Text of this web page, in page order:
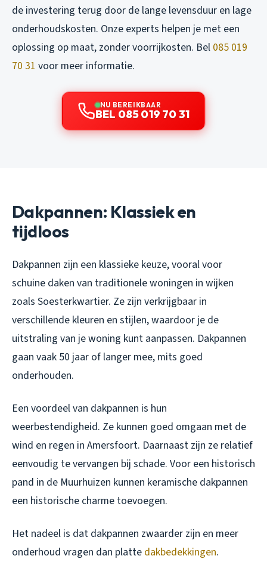
de investering terug door de lange levensduur en lage
onderhoudskosten. Onze experts helpen je met een
oplossing op maat, zonder voorrijkosten. Bel 085 019
70 31 voor meer informatie.
NU BEREIKBAAR
BEL 085 019 70 31
Dakpannen: Klassiek en
tijdloos
Dakpannen zijn een klassieke keuze, vooral voor
schuine daken van traditionele woningen in wijken
zoals Soesterkwartier. Ze zijn verkrijgbaar in
verschillende kleuren en stijlen, waardoor je de
uitstraling van je woning kunt aanpassen. Dakpannen
gaan vaak 50 jaar of langer mee, mits goed
onderhouden.
Een voordeel van dakpannen is hun
weerbestendigheid. Ze kunnen goed omgaan met de
wind en regen in Amersfoort. Daarnaast zijn ze relatief
eenvoudig te vervangen bij schade. Voor een historisch
pand in de Muurhuizen kunnen keramische dakpannen
een historische charme toevoegen.
Het nadeel is dat dakpannen zwaarder zijn en meer
onderhoud vragen dan platte dakbedekkingen.